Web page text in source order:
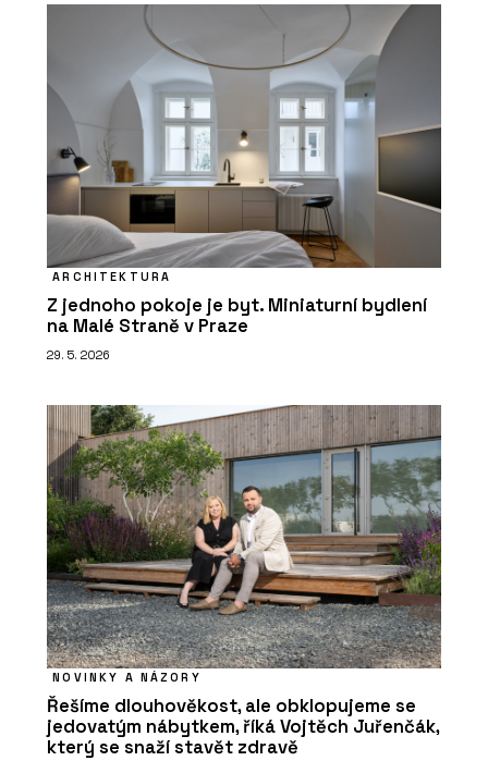
ARCHITEKTURA
Z jednoho pokoje je byt. Miniaturní bydlení
na Malé Straně v Praze
29. 5. 2026
NOVINKY A NÁZORY
Řešíme dlouhověkost, ale obklopujeme se
jedovatým nábytkem, říká Vojtěch Juřenčák,
který se snaží stavět zdravě